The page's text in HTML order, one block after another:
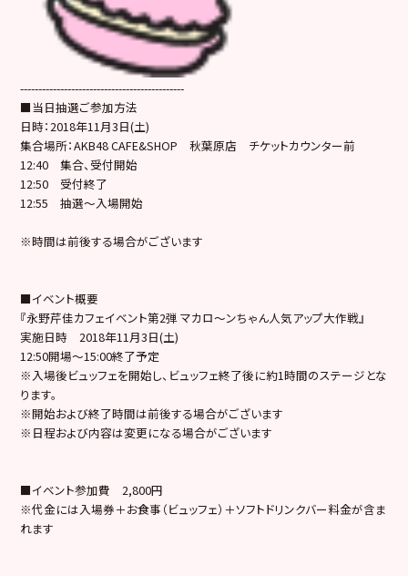
---------------------------------------------
■当日抽選ご参加方法
日時：2018年11月3日(土)
集合場所：AKB48 CAFE&SHOP 秋葉原店 チケットカウンター前
12:40 集合、受付開始
12:50 受付終了
12:55 抽選～入場開始
※時間は前後する場合がございます
■イベント概要
『永野芹佳カフェイベント第2弾 マカロ～ンちゃん人気アップ大作戦』
実施日時 2018年11月3日(土)
12:50開場～15:00終了予定
※入場後ビュッフェを開始し、ビュッフェ終了後に約1時間のステージとな
ります。
※開始および終了時間は前後する場合がございます
※日程および内容は変更になる場合がございます
■イベント参加費 2,800円
※代金には入場券＋お食事（ビュッフェ）＋ソフトドリンクバー料金が含ま
れます